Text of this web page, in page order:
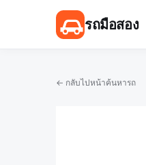
รถมือสอง
← กลับไปหน้าค้นหารถ